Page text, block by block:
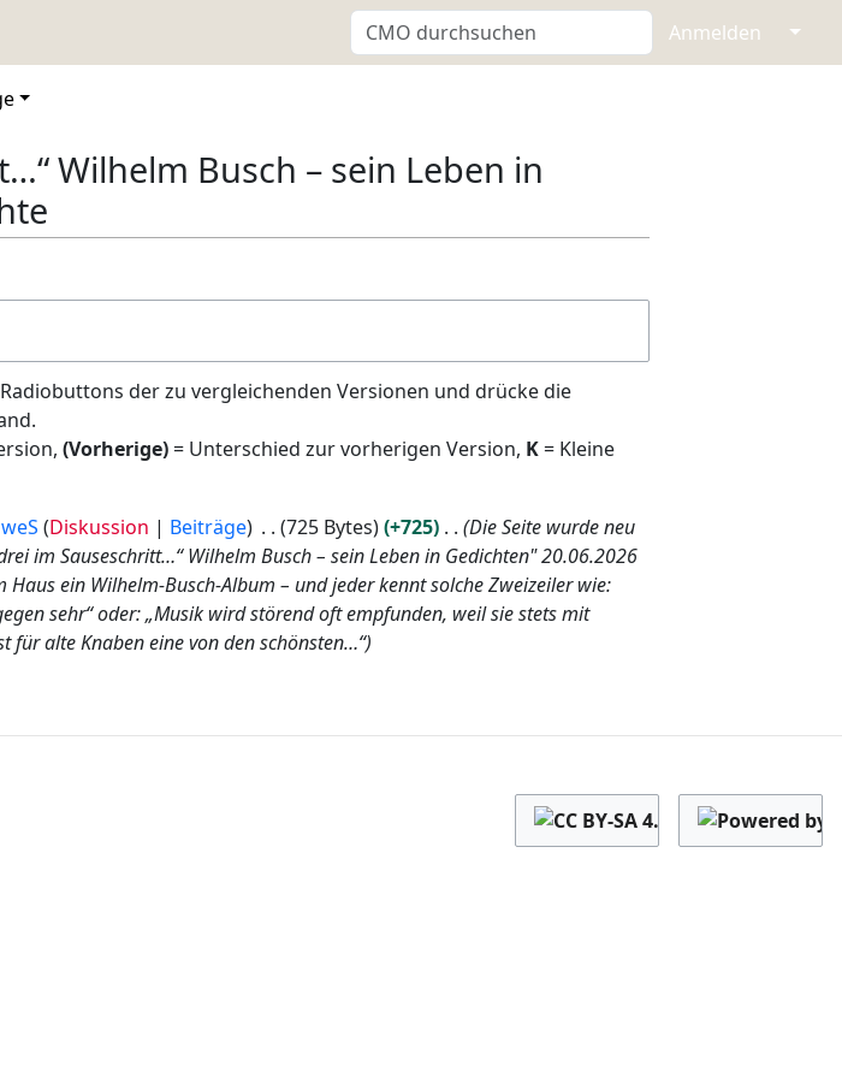
Anmelden ↓
Wilhelm Busch – sein Leben in
der zu vergleichenden Versionen und drücke die
(Vorherige)= Unterschied zur vorherigen Version, K= Kleine
Diskussion Beiträge 725 Bytes +725
Die Seite wurde neu
im Sauseschritt…“ Wilhelm Busch – sein Leben in Gedichten" 20.​06.​2026
ein Wilhelm-Busch-Album – und jeder kennt solche Zweizeiler wie:
sehr“ oder: „Musik wird störend oft empfunden, weil sie stets mit
für alte Knaben eine von den schönsten…“